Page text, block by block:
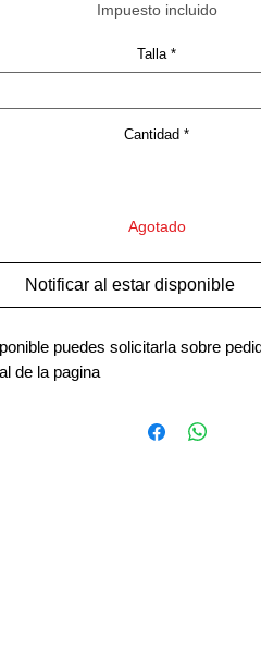
Impuesto incluido
Talla *
Cantidad *
Agotado
Notificar al estar disponible
puedes solicitarla sobre
de la pagina